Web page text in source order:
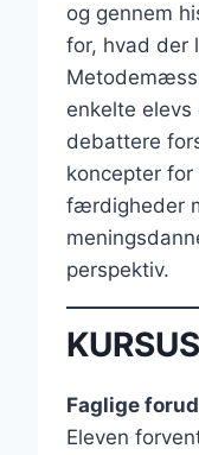
og gennem
for, hvad der
enkelte
debattere
koncepter
færdigheder
perspektiv.
Faglige
Eleven